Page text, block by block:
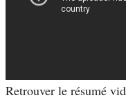
Retrouver le résumé